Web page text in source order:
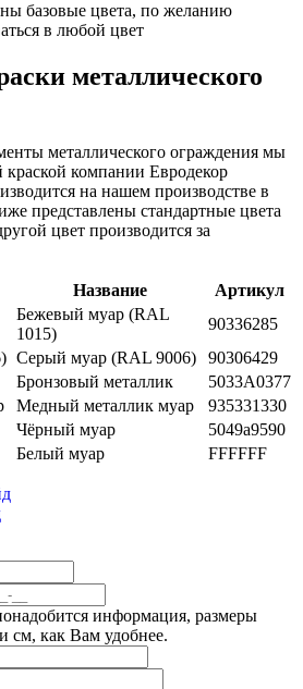
базовые цвета, по желанию
в любой цвет
металлического
металлического ограждения мы
компании Евродекор
на нашем производстве в
представлены стандартные цвета
цвет производится за
Название
Артикул
Бежевый муар (RAL
1015)
90336285
Серый муар (RAL 9006)
90306429
Бронзовый металлик
5033А0377
Медный металлик муар
935331330
Чёрный муар
5049а9590
Белый муар FFFFFF
информация, размеры
см, как Вам удобнее.